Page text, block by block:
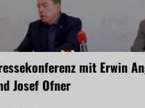
mit Erwin
Josef Ofner